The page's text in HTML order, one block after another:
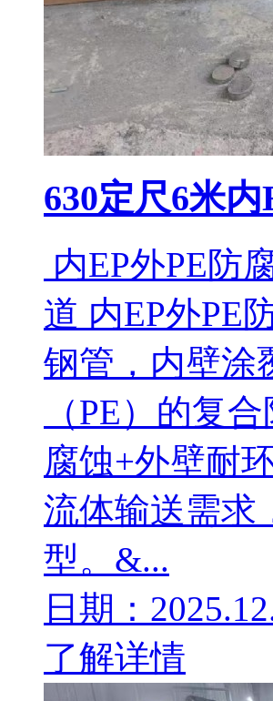
630定尺6米
内EP外PE防
道 内EP外PE
钢管，内壁涂
（PE）的复
腐蚀+外壁耐
流体输送需求
型。&...
日期：
了解详情